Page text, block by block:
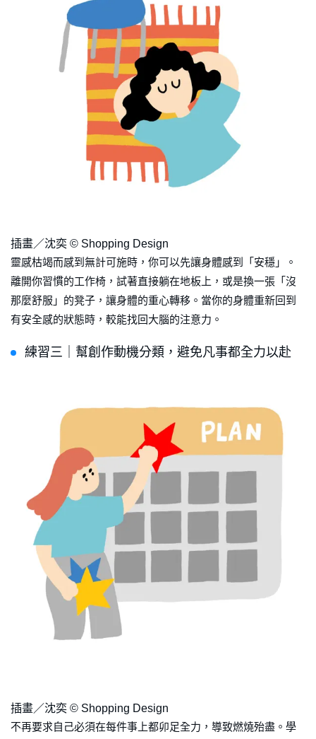
插畫／沈奕 © Shopping Design
靈感枯竭而感到無計可施時，你可以先讓身體感到「安穩」。
離開你習慣的工作椅，試著直接躺在地板上，或是換一張「沒
那麼舒服」的凳子，讓身體的重心轉移。當你的身體重新回到
有安全感的狀態時，較能找回大腦的注意力。
練習三｜幫創作動機分類，避免凡事都全力以赴
插畫／沈奕 © Shopping Design
不再要求自己必須在每件事上都卯足全力，導致燃燒殆盡。學